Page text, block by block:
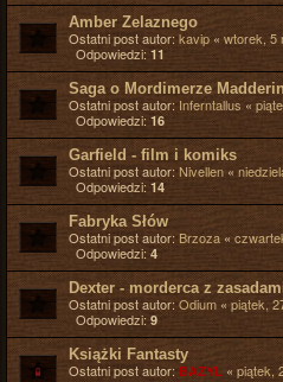
Amber Zelaznego
Ostatni post autor: kavip« wtorek, 5
Odpowiedzi: 11
Saga o Mordimerze
Ostatni post autor: Inferntallus «
Odpowiedzi: 16
Garfield - film i komiks
Ostatni post autor: Nivellen «
Odpowiedzi: 14
Fabryka Słów
Ostatni post autor: Brzoza «
Odpowiedzi: 4
Dexter - morderca z
Ostatni post autor: Odium « piątek,
Odpowiedzi: 9
Książki Fantasty
Ostatni post autor: BAZYL « piątek,